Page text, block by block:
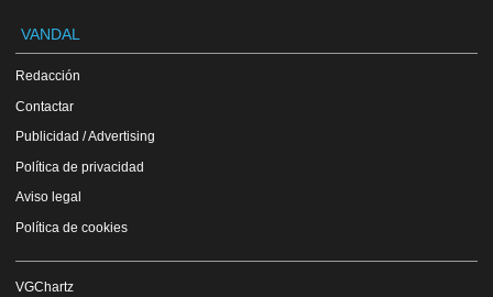
VANDAL
Redacción
Contactar
Publicidad / Advertising
Política de privacidad
Aviso legal
Política de cookies
VGChartz